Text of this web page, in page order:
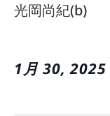
光岡尚紀(b)
1月 30, 2025